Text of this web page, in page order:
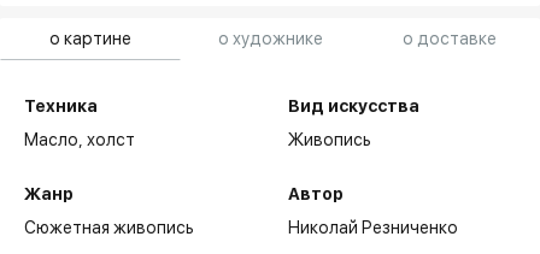
о картине о художнике о доставке
Техника
Масло,холст
Жанр
Сюжетная живопись
Вид искусства
Живопись
Автор
Николай Резниченко